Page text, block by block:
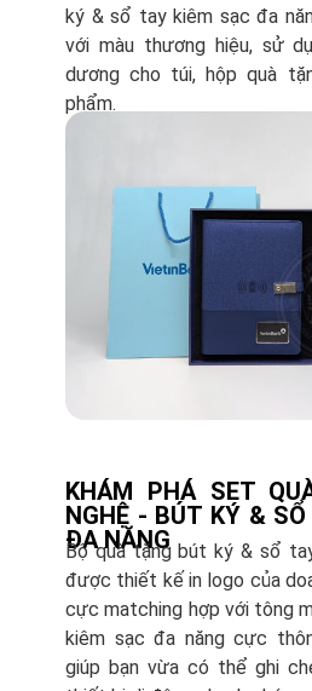
ký & sổ tay kiêm sạc đa
với màu thương hiệu, sử
dương cho túi, hộp quà
phẩm.
KHÁM PHÁ SET
NGHỆ - BÚT KÝ &
ĐA NĂNG
Bộ quà tặng bút ký & sổ
được thiết kế in logo của
cực matching hợp với tông
kiêm sạc đa năng cực
giúp bạn vừa có thể ghi